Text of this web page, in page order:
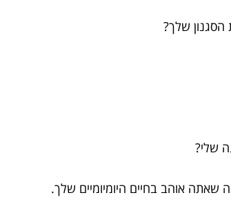
שלך?
שלי?
שאתה אוהב בחיים היומיומיים שלך.